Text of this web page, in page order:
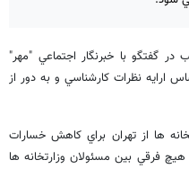
گفتگو با خبرنگار اجتماعي "مهر"
ارايه نظرات كارشناسي و به دور از
ها از تهران براي كاهش خسارات
فرقي بين مسئولان وزارتخانه ها